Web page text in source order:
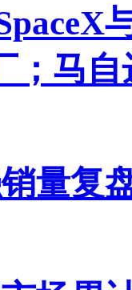
；马
量复